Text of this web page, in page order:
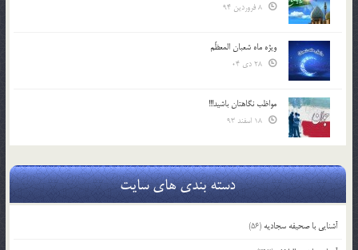
ویژه ماه شعبان المعظّم
مواظب نگاهتان باشید!!!
دسته بندی های سایت
آشنایی با صحیفه سجادیه (56)